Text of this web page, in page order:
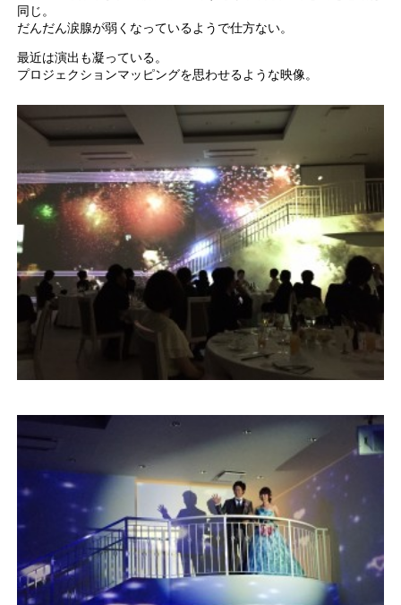
同じ。
だんだん涙腺が弱くなっているようで仕方ない。
最近は演出も凝っている。
プロジェクションマッピングを思わせるような映像。